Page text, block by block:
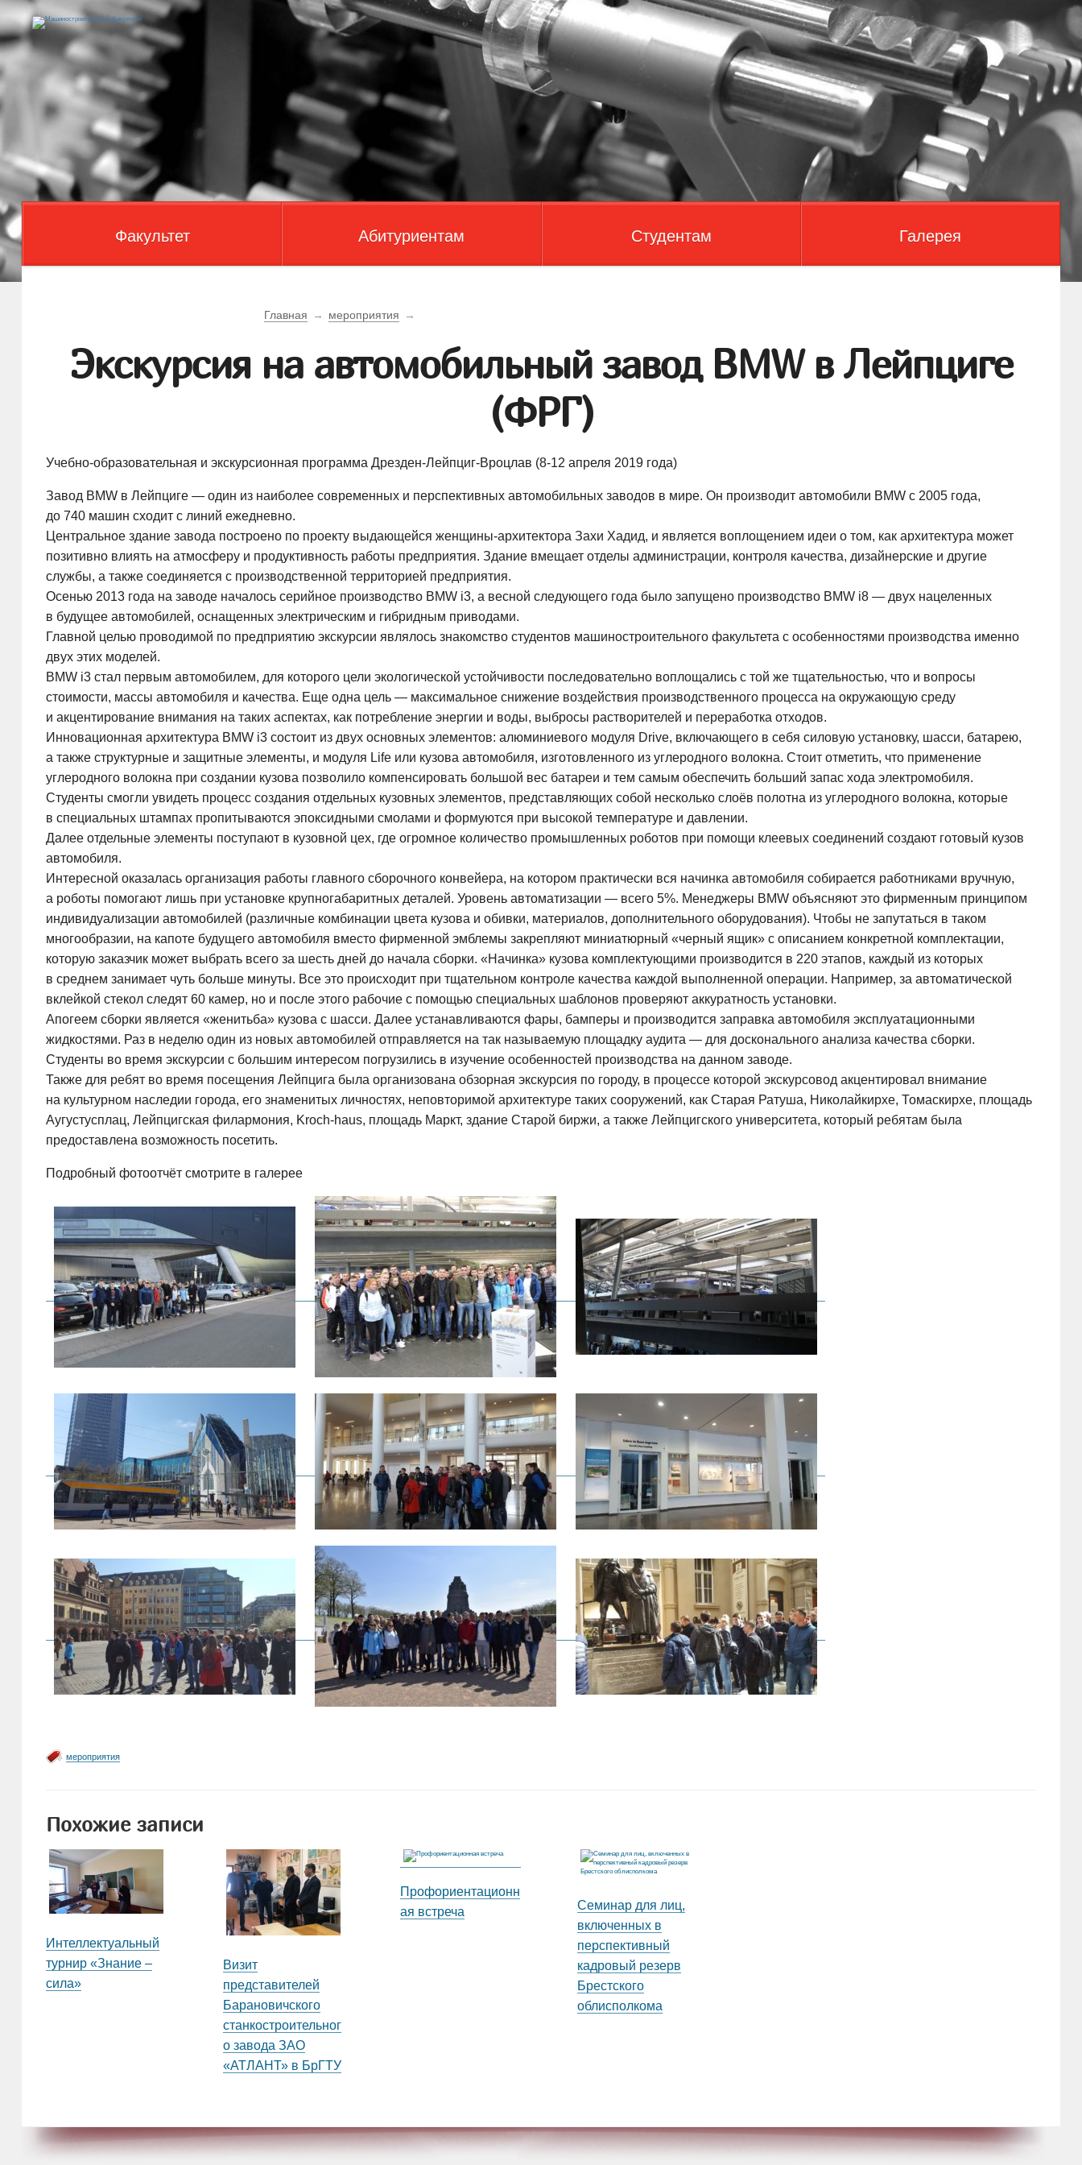
Факультет Абитуриентам Студентам Галерея
Главная → мероприятия →
Экскурсия на автомобильный завод BMW в Лейпциге
(ФРГ)
Учебно-образовательная и экскурсионная программа Дрезден-Лейпциг-Вроцлав (8-12 апреля 2019 года)
Завод BMW в Лейпциге — один из наиболее современных и перспективных автомобильных заводов в мире. Он производит автомобили BMW с 2005 года,
до 740 машин сходит с линий ежедневно.
Центральное здание завода построено по проекту выдающейся женщины-архитектора Захи Хадид, и является воплощением идеи о том, как архитектура может
позитивно влиять на атмосферу и продуктивность работы предприятия. Здание вмещает отделы администрации, контроля качества, дизайнерские и другие
службы, а также соединяется с производственной территорией предприятия.
Осенью 2013 года на заводе началось серийное производство BMW i3, а весной следующего года было запущено производство BMW i8 — двух нацеленных
в будущее автомобилей, оснащенных электрическим и гибридным приводами.
Главной целью проводимой по предприятию экскурсии являлось знакомство студентов машиностроительного факультета с особенностями производства именно
двух этих моделей.
BMW i3 стал первым автомобилем, для которого цели экологической устойчивости последовательно воплощались с той же тщательностью, что и вопросы
стоимости, массы автомобиля и качества. Еще одна цель — максимальное снижение воздействия производственного процесса на окружающую среду
и акцентирование внимания на таких аспектах, как потребление энергии и воды, выбросы растворителей и переработка отходов.
Инновационная архитектура BMW i3 состоит из двух основных элементов: алюминиевого модуля Drive, включающего в себя силовую установку, шасси, батарею,
а также структурные и защитные элементы, и модуля Life или кузова автомобиля, изготовленного из углеродного волокна. Стоит отметить, что применение
углеродного волокна при создании кузова позволило компенсировать большой вес батареи и тем самым обеспечить больший запас хода электромобиля.
Студенты смогли увидеть процесс создания отдельных кузовных элементов, представляющих собой несколько слоёв полотна из углеродного волокна, которые
в специальных штампах пропитываются эпоксидными смолами и формуются при высокой температуре и давлении.
Далее отдельные элементы поступают в кузовной цех, где огромное количество промышленных роботов при помощи клеевых соединений создают готовый кузов
автомобиля.
Интересной оказалась организация работы главного сборочного конвейера, на котором практически вся начинка автомобиля собирается работниками вручную,
а роботы помогают лишь при установке крупногабаритных деталей. Уровень автоматизации — всего 5%. Менеджеры BMW объясняют это фирменным принципом
индивидуализации автомобилей (различные комбинации цвета кузова и обивки, материалов, дополнительного оборудования). Чтобы не запутаться в таком
многообразии, на капоте будущего автомобиля вместо фирменной эмблемы закрепляют миниатюрный «черный ящик» с описанием конкретной комплектации,
которую заказчик может выбрать всего за шесть дней до начала сборки. «Начинка» кузова комплектующими производится в 220 этапов, каждый из которых
в среднем занимает чуть больше минуты. Все это происходит при тщательном контроле качества каждой выполненной операции. Например, за автоматической
вклейкой стекол следят 60 камер, но и после этого рабочие с помощью специальных шаблонов проверяют аккуратность установки.
Апогеем сборки является «женитьба» кузова с шасси. Далее устанавливаются фары, бамперы и производится заправка автомобиля эксплуатационными
жидкостями. Раз в неделю один из новых автомобилей отправляется на так называемую площадку аудита — для досконального анализа качества сборки.
Студенты во время экскурсии с большим интересом погрузились в изучение особенностей производства на данном заводе.
Также для ребят во время посещения Лейпцига была организована обзорная экскурсия по городу, в процессе которой экскурсовод акцентировал внимание
на культурном наследии города, его знаменитых личностях, неповторимой архитектуре таких сооружений, как Старая Ратуша, Николайкирхе, Томаскирхе, площадь
Аугустусплац, Лейпцигская филармония, Kroch-haus, площадь Маркт, здание Старой биржи, а также Лейпцигского университета, который ребятам была
предоставлена возможность посетить.
Подробный фотоотчёт смотрите в галерее
мероприятия
Похожие записи
Интеллектуальный
турнир «Знание –
сила»
Визит
представителей
Барановичского
станкостроительног
о завода ЗАО
«АТЛАНТ» в БрГТУ
Профориентационн
ая встреча
Семинар для лиц,
включенных в
перспективный
кадровый резерв
Брестского
облисполкома